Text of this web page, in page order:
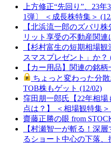
上方修正“先回り”、23
1弾〕 ＜成長株特集＞
【北浜流一郎のズバリ
リット享受の不動産関連
【杉村富生の短期相場
スマスプレゼント」か？
【カー用品】関連の銘柄
ちょっと変わった分
TOB株もゲット (12/02)
窪田朋一郎氏【22年相
点は？】 ＜相場観特集＞
齋藤正勝の眼 from
【村瀬智一が斬る！深
るショート中心の下落、